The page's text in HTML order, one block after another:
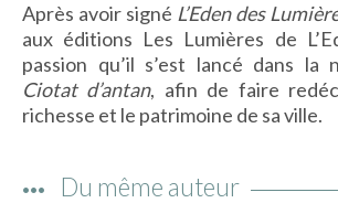
BEAUX-LIVRES
IMAGES D’ANTAN & 100%
HISTOIRE &
Après avoir signé L’Eden des
aux éditions Les Lumières de
passion qu’il s’est lancé dans la
Ciotat d’antan, afin de faire
richesse et le patrimoine de sa ville.
Du même auteur